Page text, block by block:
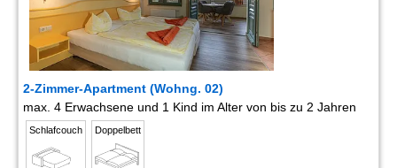
2-Zimmer-Apartment (Wohng. 02)
max. 4 Erwachsene und 1 Kind im Alter von bis zu 2 Jahren
Schlafcouch Doppelbett